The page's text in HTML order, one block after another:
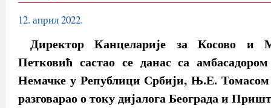
12. април 2022.
Директор Канцеларије за Косово и
Петковић састао се данас са
Немачке у Републици Србији, Њ.Е.
разговарао о току дијалога Београда и